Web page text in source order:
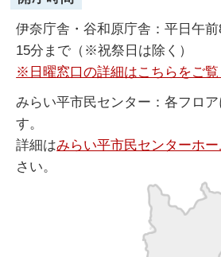
伊奈庁舎・谷和原庁舎：平日午
15分まで（※祝祭日は除く）
※日曜窓口の詳細はこちらをご覧
みらい平市民センター：各フロ
す。
詳細はみらい平市民センターホ
さい。